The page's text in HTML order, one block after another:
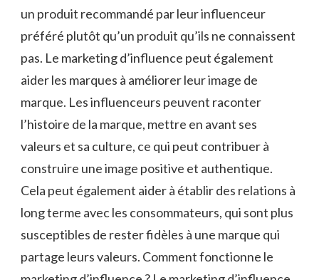
un produit recommandé par leur influenceur
préféré plutôt qu’un produit qu’ils ne connaissent
pas. Le marketing d’influence peut également
aider les marques à améliorer leur image de
marque. Les influenceurs peuvent raconter
l’histoire de la marque, mettre en avant ses
valeurs et sa culture, ce qui peut contribuer à
construire une image positive et authentique.
Cela peut également aider à établir des relations à
long terme avec les consommateurs, qui sont plus
susceptibles de rester fidèles à une marque qui
partage leurs valeurs. Comment fonctionne le